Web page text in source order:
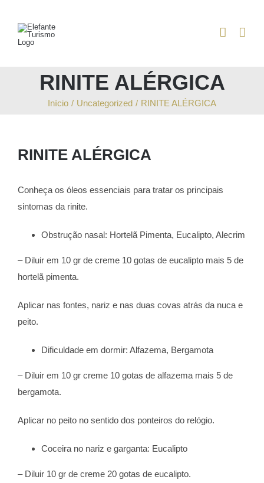
content
RINITE ALÉRGICA
Início / Uncategorized / RINITE ALÉRGICA
RINITE ALÉRGICA
Conheça os óleos essenciais para tratar os principais
sintomas da rinite.
Obstrução nasal: Hortelã Pimenta, Eucalipto, Alecrim
– Diluir em 10 gr de creme 10 gotas de eucalipto mais 5 de
hortelã pimenta.
Aplicar nas fontes, nariz e nas duas covas atrás da nuca e
peito.
Dificuldade em dormir: Alfazema, Bergamota
– Diluir em 10 gr creme 10 gotas de alfazema mais 5 de
bergamota.
Aplicar no peito no sentido dos ponteiros do relógio.
Coceira no nariz e garganta: Eucalipto
– Diluir 10 gr de creme 20 gotas de eucalipto.